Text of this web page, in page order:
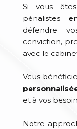
Si vous
pénalistes
défendre
conviction,
avec le
Vous
et à vos
Notre